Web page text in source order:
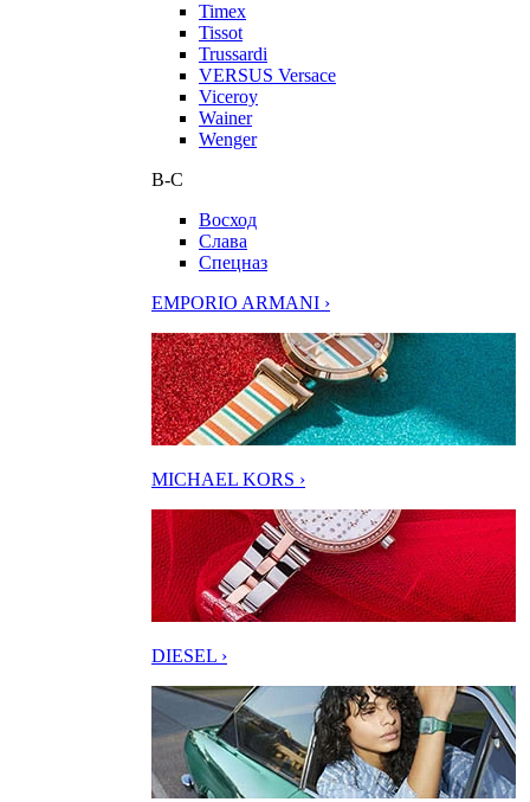
Timex
Tissot
Trussardi
VERSUS Versace
Viceroy
Wainer
Wenger
В-С
Восход
Слава
Спецназ
EMPORIO ARMANI ›
MICHAEL KORS ›
DIESEL ›